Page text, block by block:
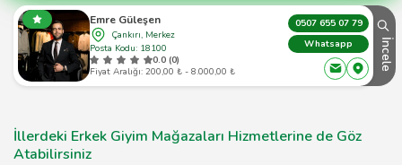
Emre Güleşen
Çankırı, Merkez
Posta Kodu: 18100
0.0 (0)
Fiyat Aralığı: 200,00 ₺ - 8.000,00 ₺
0507 655 07 79
Whatsapp
İncele
İllerdeki Erkek Giyim Mağazaları Hizmetlerine de Göz
Atabilirsiniz